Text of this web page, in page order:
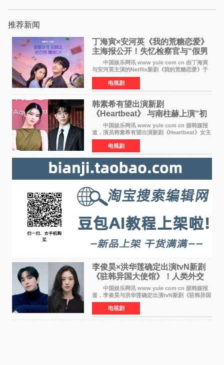
推荐新闻
丁海寅×安河英《我的荒糖恋爱》
主海报公开！失忆检察官与“假男
友”同居罗曼史来
中国娱乐网讯 www yule com cn 由丁海寅
与安河英主演的Netflix新剧《我的荒糖恋爱》于
近日公开主海报，正式进入开播倒计时。 海
报中，两人并肩站在充满怀旧气息的九津麦芽村
街道上，丁
电视剧
韩素希有望出演新剧
《Heartbeat》 与南柱赫上演“初
恋归来”奇幻罗曼史
中国娱乐网讯 www yule com cn 据韩媒报
道，演员韩素希有望出演新剧《Heartbeat》女主
角，与南柱赫合作，引发高度关注。 韩素希
在剧中饰演能够看到过去的女人洪莎朗一角，因
初恋的意外
电视剧
李俊昊×洪华莲确定出演tvN新剧
《驻韩异国大使馆》！人类外交
官与“龙”大使的奇幻
中国娱乐网讯 www yule com cn 据韩媒报
道，李俊昊与洪华莲确定出演tvN新剧《驻韩异国
大使馆》，分别担任男女主角，引发期待。
该剧讲述了一位因管理驻韩异国大使馆（负责管
理居住在大韩
电视剧